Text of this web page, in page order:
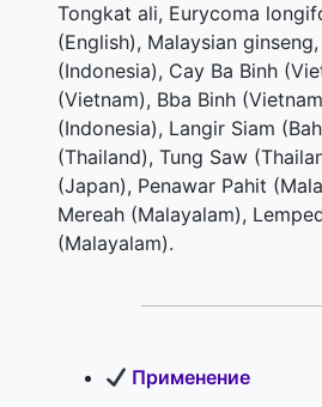
Tongkat ali, Eurycoma
(English), Malaysian
(Indonesia), Cay Ba Binh
(Vietnam), Bba Binh
(Indonesia), Langir Siam
(Thailand), Tung Saw
(Japan), Penawar Pahit
Mereah (Malayalam),
(Malayalam).
Применение